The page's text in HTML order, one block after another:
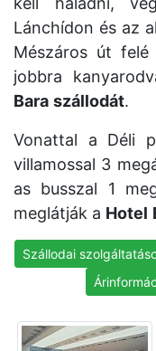
Lánchídon és az
Mészáros út
jobbra
Bara szállodát.
Vonattal a Déli
villamossal 3
as busszal 1
meglátják a Hotel
Szállodai